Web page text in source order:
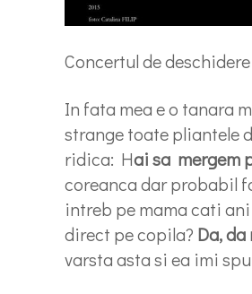
Concertul de
In fata mea e o tanara
strange toate pliantele
ridica: Hai sa mergem
coreanca dar probabil
intreb pe mama cati
direct pe copila? Da,
varsta asta si ea imi